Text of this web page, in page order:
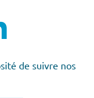
de suivre nos